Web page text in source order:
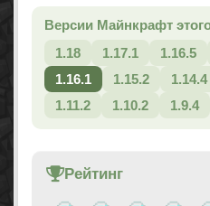
Версии Майнкрафт
1.18
1.17.1 1.16.5
1.16.1
1.15.2 1.14.4
1.11.2
1.10.2 1.9.4
Рейтинг